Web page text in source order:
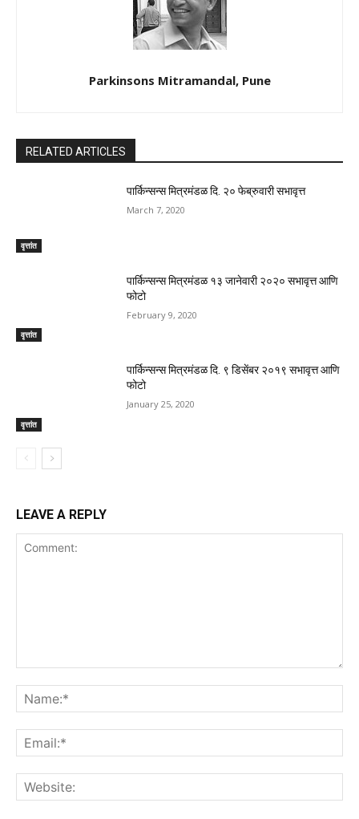
Parkinsons Mitramandal, Pune
RELATED ARTICLES
वृत्तांत
पार्किन्सन्स मित्रमंडळ दि. २० फेब्रुवारी सभावृत्त
March 7, 2020
वृत्तांत
पार्किन्सन्स मित्रमंडळ १३ जानेवारी २०२० सभावृत्त आणि
फोटो
February 9, 2020
वृत्तांत
पार्किन्सन्स मित्रमंडळ दि. ९ डिसेंबर २०१९ सभावृत्त आणि
फोटो
January 25, 2020
LEAVE A REPLY